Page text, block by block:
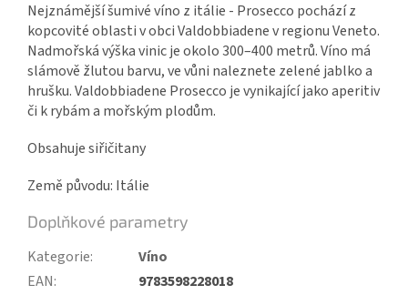
Nejznámější šumivé víno z itálie - Prosecco pochází z
kopcovité oblasti v obci Valdobbiadene v regionu Veneto.
Nadmořská výška vinic je okolo 300–400 metrů. Víno má
slámově žlutou barvu, ve vůni naleznete zelené jablko a
hrušku. Valdobbiadene Prosecco je vynikající jako aperitiv
či k rybám a mořským plodům.
Obsahuje siřičitany
Země původu: Itálie
Doplňkové parametry
Kategorie:
Víno
EAN:
9783598228018